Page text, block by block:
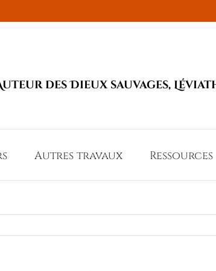
des Dieux sauvages,
Autres travaux Ressources